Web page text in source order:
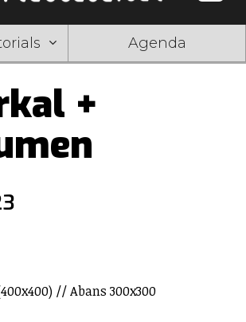
Agenda
+
// Abans 300x300